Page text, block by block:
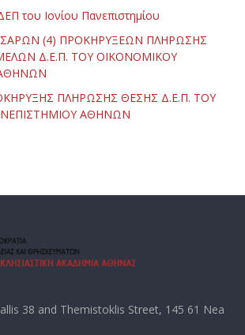
του Ιονίου Πανεπιστημίου
(4) ΠΡΟΚΗΡΥΞΕΩΝ ΠΛΗΡΩΣΗΣ
Δ.Ε.Π. ΤΟΥ ΟΙΚΟΝΟΜΙΚΟΥ
ΠΛΗΡΩΣΗΣ ΘΕΣΗΣ Δ.Ε.Π. ΤΟΥ
ΑΘΗΝΩΝ
38 and Themistoklis Street, 145 61 Nea